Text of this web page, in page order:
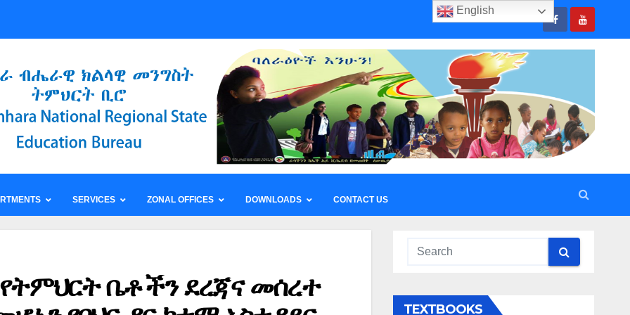
SERVICES ZONAL OFFICES DOWNLOADS CONTACT US
ቤቶችን ደረጃና መሰረተ
TEXTBOOKS
English